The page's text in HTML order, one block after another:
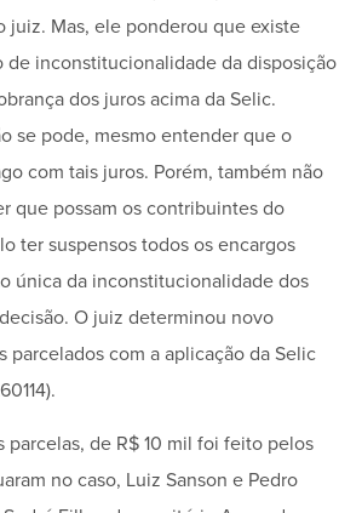
juiz. Mas, ele ponderou que existe
de inconstitucionalidade da disposição
dos juros acima da Selic.
se pode, mesmo entender que o
com tais juros. Porém, também não
que possam os contribuintes do
ter suspensos todos os encargos
única da inconstitucionalidade dos
O juiz determinou novo
parcelados com a aplicação da Selic
parcelas, de R$ 10 mil foi feito pelos
no caso, Luiz Sanson e Pedro